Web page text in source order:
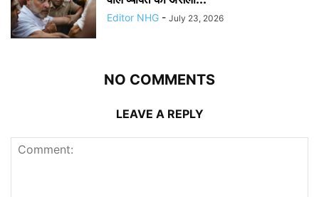
Editor NHG - July 23, 2026
NO COMMENTS
LEAVE A REPLY